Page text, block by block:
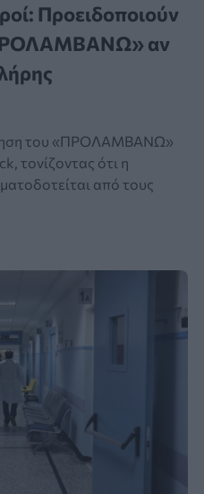
Προειδοποιούν
αν
του «ΠΡΟΛΑΜΒΑΝΩ»
τονίζοντας ότι η
από τους